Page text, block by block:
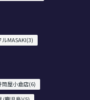
ルMASAKI(3)
筒屋小倉店(6)